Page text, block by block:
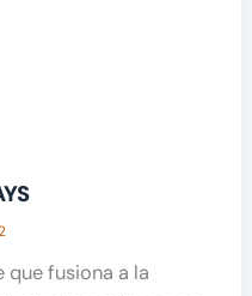
que fusiona a la